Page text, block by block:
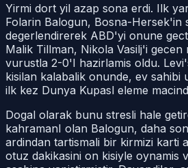
Yirmi dort yil azap sona erdi. Ilk
Folarin Balogun, Bosna-Hersek'in
degerlendirerek ABD'yi onune
Malik Tillman, Nikola Vasilj'i
vurustla 2-0'I hazirlamis oldu.
kisilan kalabalik onunde, ev sahibi
ilk kez Dunya Kupasl eleme
Dogal olarak bunu stresli hale
kahramanI olan Balogun, daha
ardindan tartismali bir kirmizi karti
otuz dakikasini on kisiyle oynamis